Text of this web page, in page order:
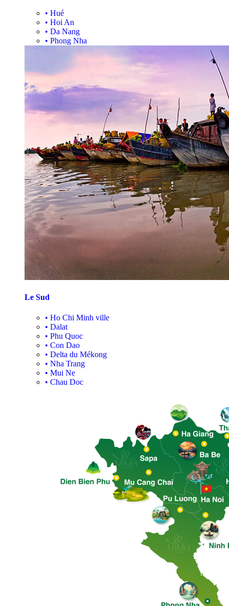
• Hué
• Hoi An
• Da Nang
• Phong Nha
Le Sud
• Ho Chi Minh ville
• Dalat
• Phu Quoc
• Con Dao
• Delta du Mékong
• Nha Trang
• Mui Ne
• Chau Doc